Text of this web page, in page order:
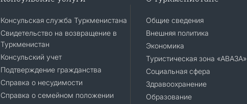
Консульская служба Туркменистана
Свидетельство на возвращение в
Туркменистан
Консульский учет
Подтверждение гражданства
Справка о несудимости
Справка о семейном положении
Общие сведения
Внешняя политика
Экономика
Туристическая зона «АВАЗА»
Социальная сфера
Здравоохранение
Образование